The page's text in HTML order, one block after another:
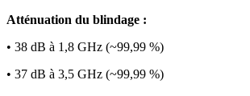
Atténuation du blindage :
• 38 dB à 1,8 GHz (~99,99 %)
• 37 dB à 3,5 GHz (~99,99 %)